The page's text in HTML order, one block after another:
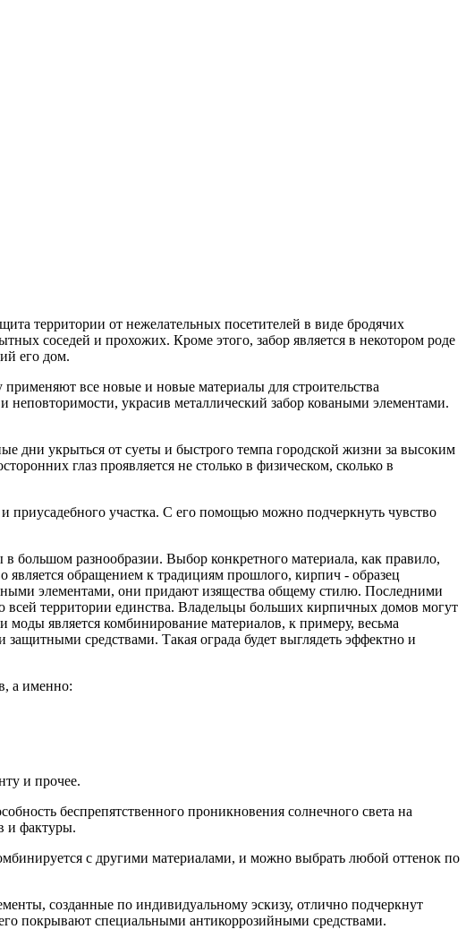
территории от нежелательных посетителей в виде бродячих
соседей и прохожих. Кроме этого, забор является в некотором роде
его дом.
все новые и новые материалы для строительства
неповторимости, украсив металлический забор коваными элементами.
дни укрыться от суеты и быстрого темпа городской жизни за высоким
глаз проявляется не столько в физическом, сколько в
приусадебного участка. С его помощью можно подчеркнуть чувство
большом разнообразии. Выбор конкретного материала, как правило,
является обращением к традициям прошлого, кирпич - образец
элементами, они придают изящества общему стилю. Последними
всей территории единства. Владельцы больших кирпичных домов могут
моды является комбинирование материалов, к примеру, весьма
средствами. Такая ограда будет выглядеть эффектно и
а именно:
и прочее.
беспрепятственного проникновения солнечного света на
и фактуры.
с другими материалами, и можно выбрать любой оттенок по
созданные по индивидуальному эскизу, отлично подчеркнут
покрывают специальными антикоррозийными средствами.